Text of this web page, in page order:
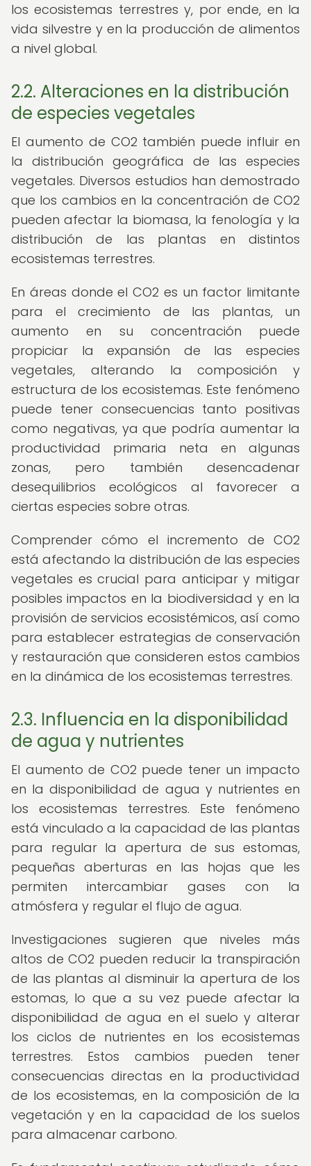
los ecosistemas terrestres y, por ende, en la
vida silvestre y en la producción de alimentos
a nivel global.
2.2. Alteraciones en la distribución
de especies vegetales
El aumento de CO2 también puede influir en
la distribución geográfica de las especies
vegetales. Diversos estudios han demostrado
que los cambios en la concentración de CO2
pueden afectar la biomasa, la fenología y la
distribución de las plantas en distintos
ecosistemas terrestres.
En áreas donde el CO2 es un factor limitante
para el crecimiento de las plantas, un
aumento en su concentración puede
propiciar la expansión de las especies
vegetales, alterando la composición y
estructura de los ecosistemas. Este fenómeno
puede tener consecuencias tanto positivas
como negativas, ya que podría aumentar la
productividad primaria neta en algunas
zonas, pero también desencadenar
desequilibrios ecológicos al favorecer a
ciertas especies sobre otras.
Comprender cómo el incremento de CO2
está afectando la distribución de las especies
vegetales es crucial para anticipar y mitigar
posibles impactos en la biodiversidad y en la
provisión de servicios ecosistémicos, así como
para establecer estrategias de conservación
y restauración que consideren estos cambios
en la dinámica de los ecosistemas terrestres.
2.3. Influencia en la disponibilidad
de agua y nutrientes
El aumento de CO2 puede tener un impacto
en la disponibilidad de agua y nutrientes en
los ecosistemas terrestres. Este fenómeno
está vinculado a la capacidad de las plantas
para regular la apertura de sus estomas,
pequeñas aberturas en las hojas que les
permiten intercambiar gases con la
atmósfera y regular el flujo de agua.
Investigaciones sugieren que niveles más
altos de CO2 pueden reducir la transpiración
de las plantas al disminuir la apertura de los
estomas, lo que a su vez puede afectar la
disponibilidad de agua en el suelo y alterar
los ciclos de nutrientes en los ecosistemas
terrestres. Estos cambios pueden tener
consecuencias directas en la productividad
de los ecosistemas, en la composición de la
vegetación y en la capacidad de los suelos
para almacenar carbono.